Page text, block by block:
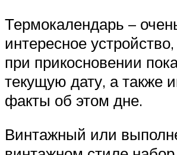
Термокалендарь –
интересное
при прикосновении
текущую дату, а также
факты об этом дне.
Винтажный или